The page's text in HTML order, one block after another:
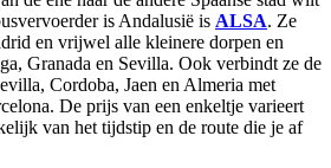
is Andalusië is ALSA. Ze
en vrijwel alle kleinere dorpen en
Granada en Sevilla. Ook verbindt ze de
Cordoba, Jaen en Almeria met
De prijs van een enkeltje varieert
van het tijdstip en de route die je af